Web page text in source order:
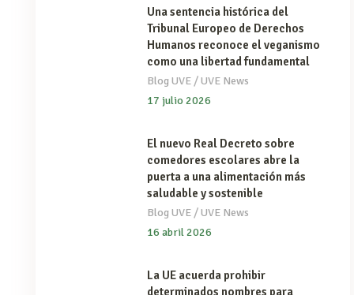
Una sentencia histórica del
Tribunal Europeo de Derechos
Humanos reconoce el veganismo
como una libertad fundamental
Blog UVE/UVE News
17 julio 2026
El nuevo Real Decreto sobre
comedores escolares abre la
puerta a una alimentación más
saludable y sostenible
Blog UVE/UVE News
16 abril 2026
La UE acuerda prohibir